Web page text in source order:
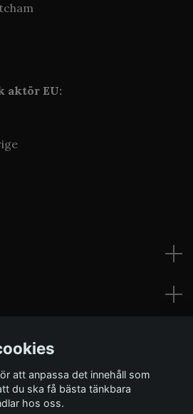
aktör EU:
att anpassa det innehåll som
du ska få bästa tänkbara
hos oss.